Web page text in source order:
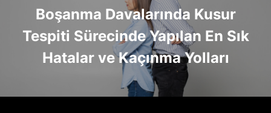
Boşanma Davalarında Kusur
Tespiti Sürecinde Yapılan En Sık
Hatalar ve Kaçınma Yolları